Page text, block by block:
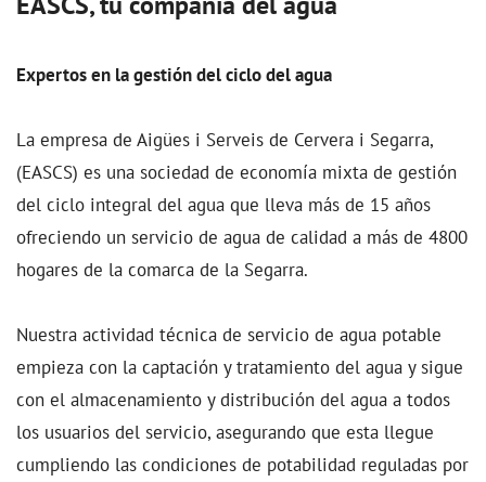
Expertos en la gestión del ciclo del agua
La empresa de Aigües i Serveis de Cervera i Segarra,
(EASCS) es una sociedad de economía mixta de gestión
del ciclo integral del agua que lleva más de 15 años
ofreciendo un servicio de agua de calidad a más de 4800
hogares de la comarca de la Segarra.
Nuestra actividad técnica de servicio de agua potable
empieza con la captación y tratamiento del agua y sigue
con el almacenamiento y distribución del agua a todos
los usuarios del servicio, asegurando que esta llegue
cumpliendo las condiciones de potabilidad reguladas por